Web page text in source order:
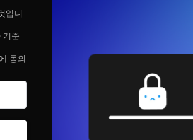
입니
기준
동의